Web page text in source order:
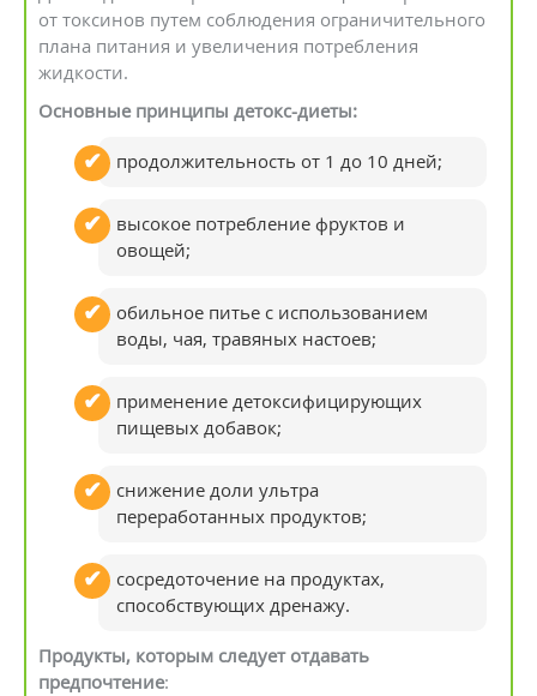
от токсинов путем соблюдения ограничительного
плана питания и увеличения потребления
жидкости.
Основные принципы детокс-диеты:
продолжительность от 1 до 10 дней;
высокое потребление фруктов и
овощей;
обильное питье с использованием
воды, чая, травяных настоев;
применение детоксифицирующих
пищевых добавок;
снижение доли ультра
переработанных продуктов;
сосредоточение на продуктах,
способствующих дренажу.
Продукты, которым следует отдавать
предпочтение: